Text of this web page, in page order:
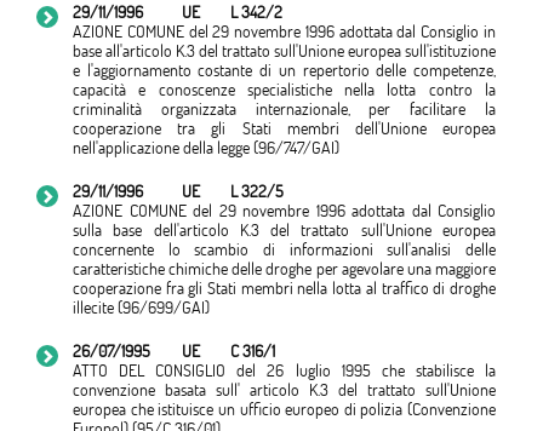
29/11/1996
UE
L 342/2
AZIONE COMUNE del 29 novembre 1996 adottata dal Consiglio in
base all'articolo K.3 del trattato sull'Unione europea sull'istituzione
e l'aggiornamento costante di un repertorio delle competenze,
capacità e conoscenze specialistiche nella lotta contro la
criminalità organizzata internazionale, per facilitare la
cooperazione tra gli Stati membri dell'Unione europea
nell'applicazione della legge (96/747/GAI)
29/11/1996
UE
L 322/5
AZIONE COMUNE del 29 novembre 1996 adottata dal Consiglio
sulla base dell'articolo K.3 del trattato sull'Unione europea
concernente lo scambio di informazioni sull'analisi delle
caratteristiche chimiche delle droghe per agevolare una maggiore
cooperazione fra gli Stati membri nella lotta al traffico di droghe
illecite (96/699/GAI)
26/07/1995
UE
C 316/1
ATTO DEL CONSIGLIO del 26 luglio 1995 che stabilisce la
convenzione basata sull' articolo K.3 del trattato sull'Unione
europea che istituisce un ufficio europeo di polizia (Convenzione